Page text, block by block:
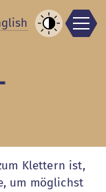
glish
Klettern ist,
um möglichst